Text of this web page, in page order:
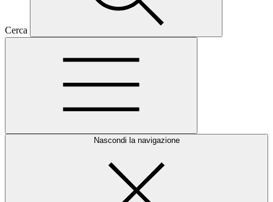
Cerca
Nascondi la navigazione